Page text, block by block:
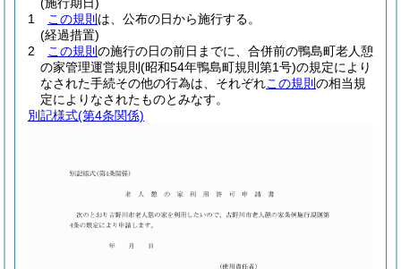
1
この規則 は、公布の日から施行する。
(経過措置)
2
この規則 の施行の日の前日までに、合併前の鴨島町老人憩
の家管理運営規則 (昭和54年鴨島町規則第1号)の規定により
なされた手続その他の行為は、それぞれこの規則 の相当規
定によりなされたものとみなす。
別記様式(第4条関係)